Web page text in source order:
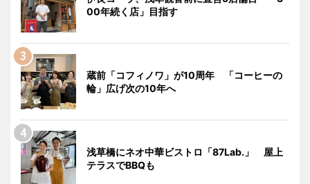
00年続く店」目指す
蔵前「コフィノワ」が10周年 「コーヒーの
輪」広げ次の10年へ
浅草橋にネオ中華ビストロ「87Lab.」 屋上
テラスでBBQも